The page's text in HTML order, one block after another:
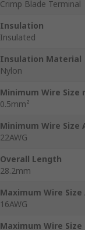
Crimp Blade Terminal
Insulation
Insulated
Insulation Material
Nylon
Minimum Wire Size
0.5mm²
Minimum Wire Size
22AWG
Overall Length
28.2mm
Maximum Wire Size
16AWG
Maximum Wire Size